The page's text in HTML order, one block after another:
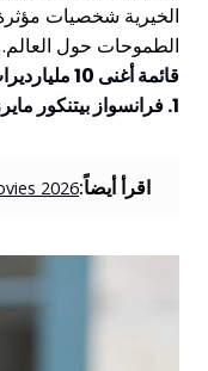
الخيرية شخصيات
الطموحات حول العالم.
قائمة أغنى 10 مليارديرات في فرنسا 2026
1. فرانسواز بيتنكور مايرز - 88.8 مليار دولار
اقرأ أيضاً:2026